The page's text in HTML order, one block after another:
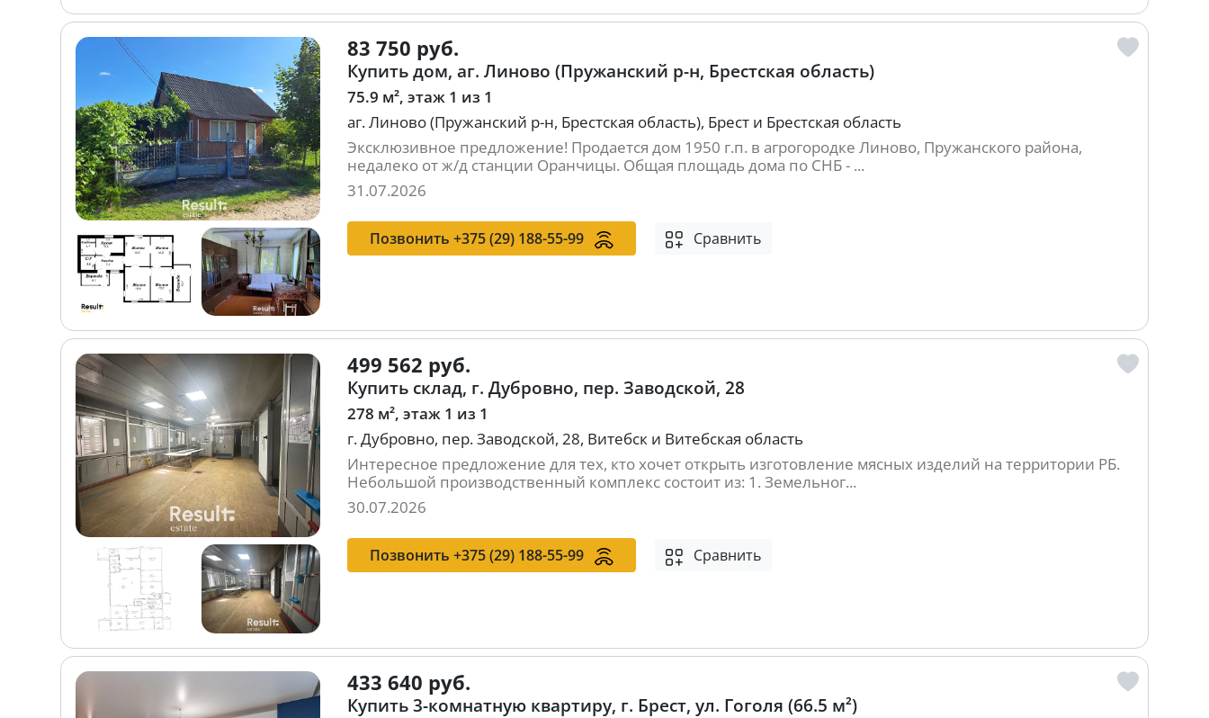
83 750 руб.
Купить дом, аг. Линово (Пружанский р-н, Брестская область)
75.9 м², этаж 1 из 1
аг. Линово (Пружанский р-н, Брестская область), Брест и Брестская область
Эксклюзивное предложение! Продается дом 1950 г.п. в агрогородке Линово, Пружанского района,
недалеко от ж/д станции Оранчицы. Общая площадь дома по СНБ - ...
31.07.2026
Позвонить +375 (29) 188-55-99 Сравнить
499 562 руб.
Купить склад, г. Дубровно, пер. Заводской, 28
278 м², этаж 1 из 1
г. Дубровно, пер. Заводской, 28, Витебск и Витебская область
Интересное предложение для тех, кто хочет открыть изготовление мясных изделий на территории РБ.
Небольшой производственный комплекс состоит из: 1. Земельног...
30.07.2026
Позвонить +375 (29) 188-55-99 Сравнить
433 640 руб.
Купить 3-комнатную квартиру, г. Брест, ул. Гоголя (66.5 м²)